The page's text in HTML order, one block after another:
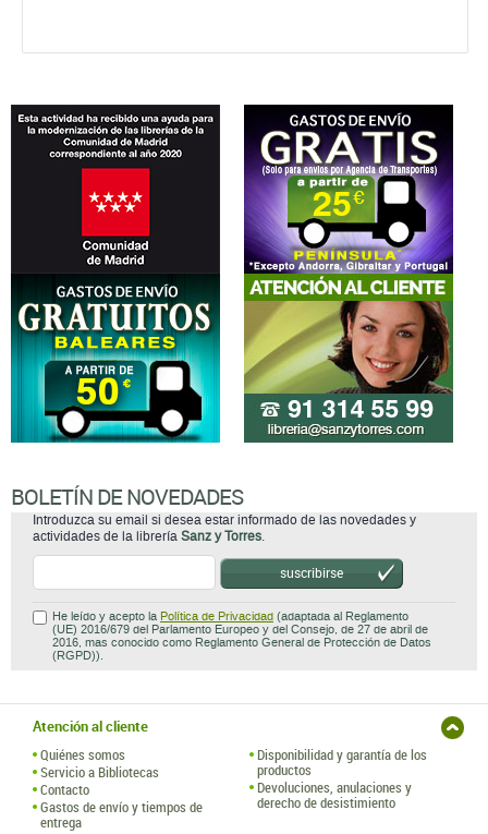
BOLETÍN DE NOVEDADES
Introduzca su email si desea estar informado de las novedades y
actividades de la librería Sanz y Torres.
suscribirse
He leído y acepto la Política de Privacidad (adaptada al Reglamento
(UE) 2016/679 del Parlamento Europeo y del Consejo, de 27 de abril de
2016, mas conocido como Reglamento General de Protección de Datos
(RGPD)).
Atención al cliente
Quiénes somos
Servicio a Bibliotecas
Contacto
Gastos de envío y tiempos de
entrega
Disponibilidad y garantía de los
productos
Devoluciones, anulaciones y
derecho de desistimiento